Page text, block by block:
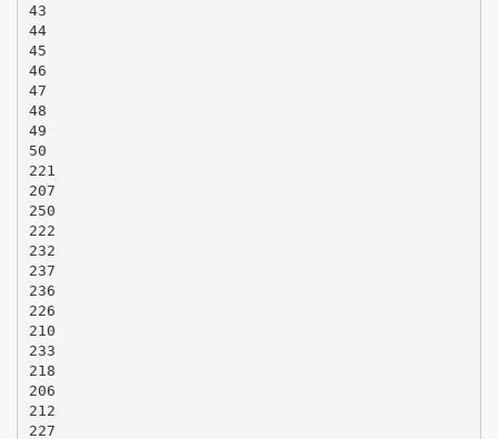
43
44
45
46
47
48
49
50
221
207
250
222
232
237
236
226
210
233
218
206
212
227